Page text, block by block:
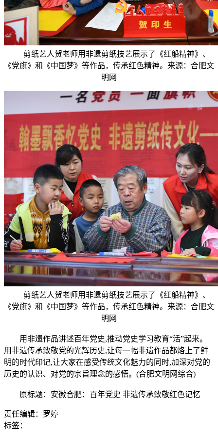
剪纸艺人贺老师用非遗剪纸技艺展示了《红船精神》、
《党旗》和《中国梦》等作品，传承红色精神。来源：合肥文
明网
剪纸艺人贺老师用非遗剪纸技艺展示了《红船精神》、
《党旗》和《中国梦》等作品，传承红色精神。来源：合肥文
明网
用非遗作品讲述百年党史,推动党史学习教育“活”起来。
用非遗传承致敬党的光辉历史,让每一幅非遗作品都烙上了鲜
明的时代印记,让大家在感受传统文化魅力的同时,加深对党的
历史的认识、对党的宗旨理念的感悟。(合肥文明网综合)
原标题：安徽合肥：百年党史 非遗传承致敬红色记忆
责任编辑：罗婷
标签：